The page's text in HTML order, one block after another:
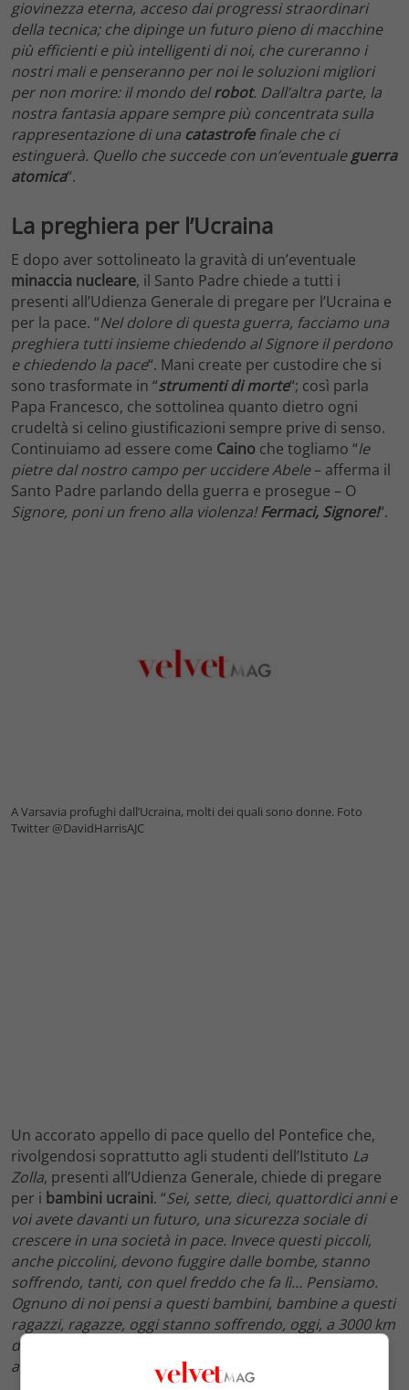
giovinezza eterna, acceso dai progressi straordinari
della tecnica; che dipinge un futuro pieno di macchine
più efficienti e più intelligenti di noi, che cureranno i
nostri mali e penseranno per noi le soluzioni migliori
per non morire: il mondo delrobot. Dall’altra parte, la
nostra fantasia appare sempre più concentrata sulla
rappresentazione di una catastrofefinale che ci
estinguerà. Quello che succede con un’eventualeguerra
atomica“.
La preghiera per l’Ucraina
E dopo aver sottolineato la gravità di un’eventuale
minaccia nucleare, il Santo Padre chiede a tutti i
presenti all’Udienza Generale di pregare per l’Ucraina e
per la pace. “Nel dolore di questa guerra, facciamo una
preghiera tutti insieme chiedendo al Signore il perdono
e chiedendo la pace“. Mani create per custodire che si
sono trasformate in “strumenti di morte“; così parla
Papa Francesco, che sottolinea quanto dietro ogni
crudeltà si celino giustificazioni sempre prive di senso.
Continuiamo ad essere come Caino che togliamo “le
pietre dal nostro campo per uccidere Abele– afferma il
Santo Padre parlando della guerra e prosegue – O
Signore, poni un freno alla violenza!Fermaci, Signore!“.
A Varsavia profughi dall’Ucraina, molti dei quali sono donne. Foto
Twitter @DavidHarrisAJC
Un accorato appello di pace quello del Pontefice che,
rivolgendosi soprattutto agli studenti dell’Istituto La
Zolla, presenti all’Udienza Generale, chiede di pregare
per i bambini ucraini. “Sei, sette, dieci, quattordici anni e
voi avete davanti un futuro, una sicurezza sociale di
crescere in una società in pace. Invece questi piccoli,
anche piccolini, devono fuggire dalle bombe, stanno
soffrendo, tanti, con quel freddo che fa lì… Pensiamo.
Ognuno di noi pensi a questi bambini, bambine a questi
ragazzi, ragazze, oggi stanno soffrendo, oggi, a 3000 km
da qui
adulti
” è rivolta la preghiera di Papa Francesco.